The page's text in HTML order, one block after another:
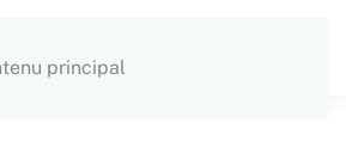
principal